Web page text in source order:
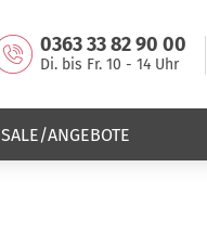
0363 33 82 90 00
Di. bis Fr. 10 - 14 Uhr
SALE/ANGEBOTE